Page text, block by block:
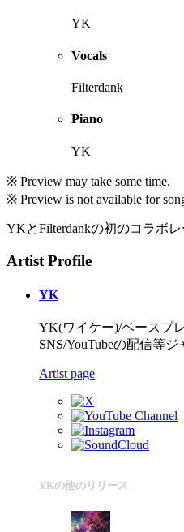
YK
Vocals
Filterdank
Piano
YK
※ Preview may take some time.
※ Preview is not available for
YKとFilterdankの初のコラボ
Artist Profile
YK
YK(ワイケー)/ベースプレ
SNS/YouTubeの配信等
Artist page
YKの他のリリース